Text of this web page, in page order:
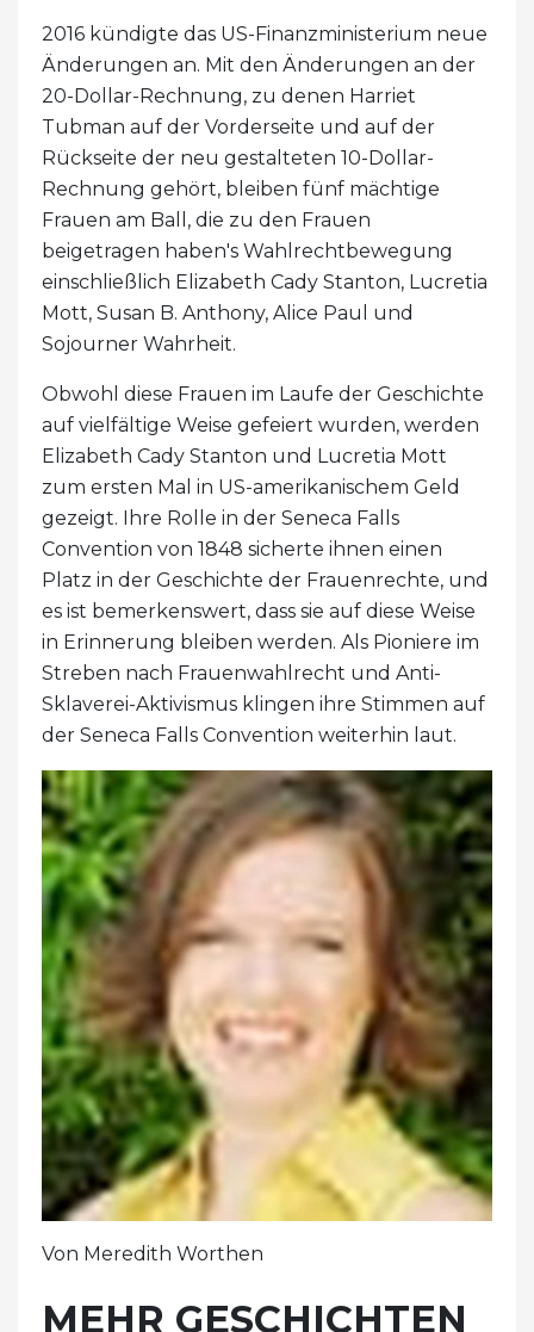
2016 kündigte das US-Finanzministerium neue
Änderungen an. Mit den Änderungen an der
20-Dollar-Rechnung, zu denen Harriet
Tubman auf der Vorderseite und auf der
Rückseite der neu gestalteten 10-Dollar-
Rechnung gehört, bleiben fünf mächtige
Frauen am Ball, die zu den Frauen
beigetragen haben's Wahlrechtbewegung
einschließlich Elizabeth Cady Stanton, Lucretia
Mott, Susan B. Anthony, Alice Paul und
Sojourner Wahrheit.
Obwohl diese Frauen im Laufe der Geschichte
auf vielfältige Weise gefeiert wurden, werden
Elizabeth Cady Stanton und Lucretia Mott
zum ersten Mal in US-amerikanischem Geld
gezeigt. Ihre Rolle in der Seneca Falls
Convention von 1848 sicherte ihnen einen
Platz in der Geschichte der Frauenrechte, und
es ist bemerkenswert, dass sie auf diese Weise
in Erinnerung bleiben werden. Als Pioniere im
Streben nach Frauenwahlrecht und Anti-
Sklaverei-Aktivismus klingen ihre Stimmen auf
der Seneca Falls Convention weiterhin laut.
Von Meredith Worthen
MEHR GESCHICHTEN